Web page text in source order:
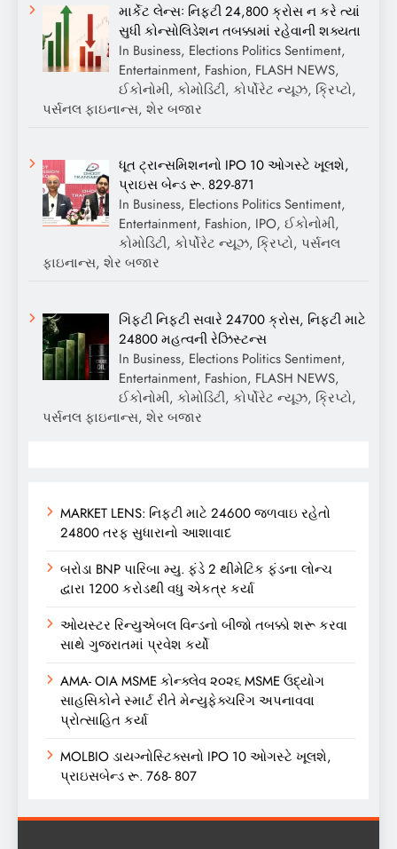
માર્કેટ લેન્સઃ નિફ્ટી 24,800 ક્રોસ ન કરે ત્યાં
સુધી કોન્સોલિડેશન તબક્કામાં રહેવાની શક્યતા
In Business, Elections Politics Sentiment,
Entertainment, Fashion, FLASH NEWS,
ઈકોનોમી, કોમોડિટી, કોર્પોરેટ ન્યૂઝ, ક્રિપ્ટો,
પર્સનલ ફાઇનાન્સ, શેર બજાર
ધૂત ટ્રાન્સમિશનનો IPO 10 ઓગસ્ટે ખૂલશે,
પ્રાઇસ બેન્ડ રૂ. 829-871
In Business, Elections Politics Sentiment,
Entertainment, Fashion, IPO, ઈકોનોમી,
કોમોડિટી, કોર્પોરેટ ન્યૂઝ, ક્રિપ્ટો, પર્સનલ
ફાઇનાન્સ, શેર બજાર
ગિફ્ટી નિફ્ટી સવારે 24700 ક્રોસ, નિફ્ટી માટે
24800 મહત્વની રેઝિસ્ટન્સ
In Business, Elections Politics Sentiment,
Entertainment, Fashion, FLASH NEWS,
ઈકોનોમી, કોમોડિટી, કોર્પોરેટ ન્યૂઝ, ક્રિપ્ટો,
પર્સનલ ફાઇનાન્સ, શેર બજાર
MARKET LENS: નિફ્ટી માટે 24600 જળવાઇ રહેતો
24800 તરફ સુધારાનો આશાવાદ
બરોડા BNP પારિબા મ્યુ. ફંડે 2 થીમેટિક ફંડના લોન્ચ
દ્વારા 1200 કરોડથી વધુ એકત્ર કર્યા
ઓયસ્ટર રિન્યુએબલ વિન્ડનો બીજો તબક્કો શરૂ કરવા
સાથે ગુજરાતમાં પ્રવેશ કર્યો
AMA- OIA MSME કોન્ક્લેવ ૨૦૨૬ MSME ઉદ્યોગ
સાહસિકોને સ્માર્ટ રીતે મેન્યુફેક્ચરિંગ અપનાવવા
પ્રોત્સાહિત કર્યા
MOLBIO ડાયગ્નોસ્ટિક્સનો IPO 10 ઓગસ્ટે ખૂલશે,
પ્રાઇસબેન્ડ રૂ. 768- 807